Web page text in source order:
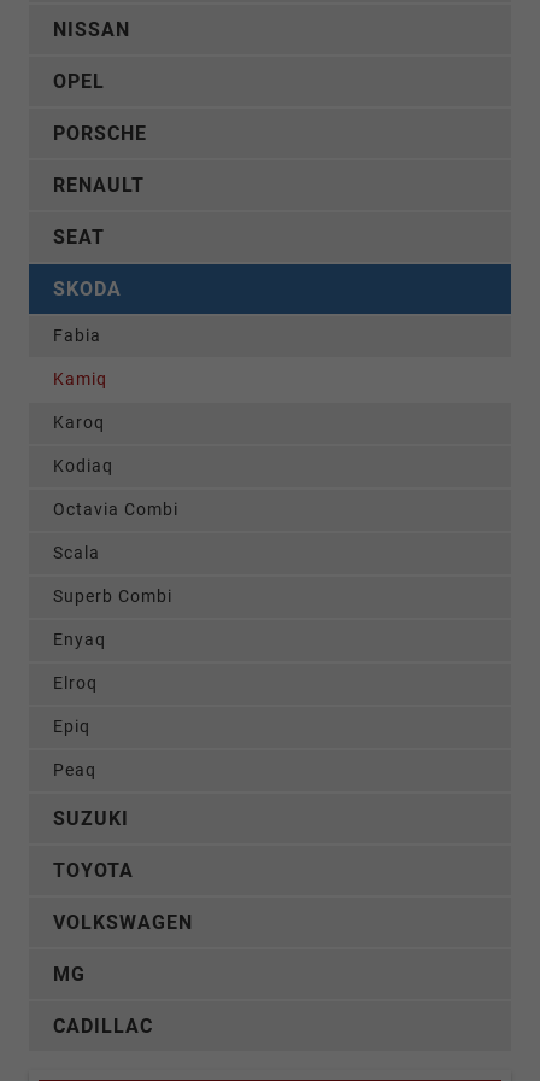
NISSAN
OPEL
PORSCHE
RENAULT
SEAT
SKODA
Fabia
Kamiq
Karoq
Kodiaq
Octavia Combi
Scala
Superb Combi
Enyaq
Elroq
Epiq
Peaq
SUZUKI
TOYOTA
VOLKSWAGEN
MG
CADILLAC